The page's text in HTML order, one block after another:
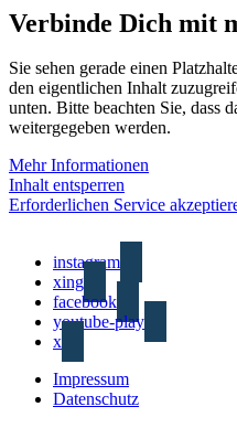
Verbinde Dich mit
Sie sehen gerade einen
den eigentlichen Inhalt
unten. Bitte beachten Sie, dass
weitergegeben werden.
Mehr Informationen
Inhalt entsperren
Erforderlichen Service
instagram
xing
facebook
youtube-play
x
Impressum
Datenschutz